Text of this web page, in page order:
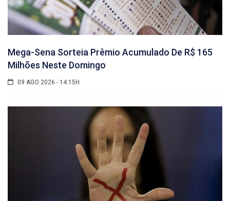
Mega-Sena Sorteia Prêmio Acumulado De R$ 165
Milhões Neste Domingo
09 AGO 2026 - 14:15H